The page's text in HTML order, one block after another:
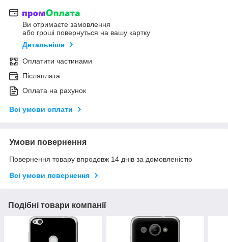
Ви отримаєте замовлення
або гроші повернуться на вашу картку
Детальніше
Оплатити частинами
Післяплата
Оплата на рахунок
Всі умови оплати
Умови повернення
Повернення товару впродовж 14 днів за домовленістю
Всі умови повернення
Подібні товари компанії